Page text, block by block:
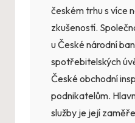
českém trhu s více
zkušeností.
u České národní
spotřebitelských
České obchodní
podnikatelům.
služby je její